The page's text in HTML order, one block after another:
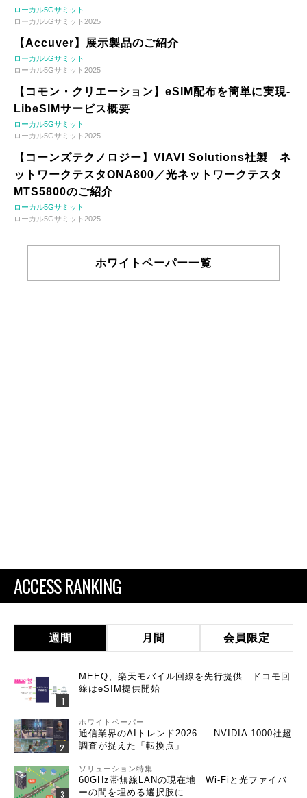
ローカル5Gサミット
ローカル5Gサミット2025
【Accuver】展示製品のご紹介
ローカル5Gサミット
ローカル5Gサミット2025
【コモン・クリエーション】eSIM配布を簡単に実現-
LibeSIMサービス概要
ローカル5Gサミット
ローカル5Gサミット2025
【コーンズテクノロジー】VIAVI Solutions社製 ネ
ットワークテスタONA800／光ネットワークテスタ
MTS5800のご紹介
ローカル5Gサミット
ローカル5Gサミット2025
ホワイトペーパー一覧
ACCESS RANKING
週間 月間 会員限定
MEEQ、楽天モバイル回線を先行提供 ドコモ回
線はeSIM提供開始
ホワイトペーパー
通信業界のAIトレンド2026 ― NVIDIA 1000社超
調査が捉えた「転換点」
ソリューション特集
60GHz帯無線LANの現在地 Wi-Fiと光ファイバ
ーの間を埋める選択肢に